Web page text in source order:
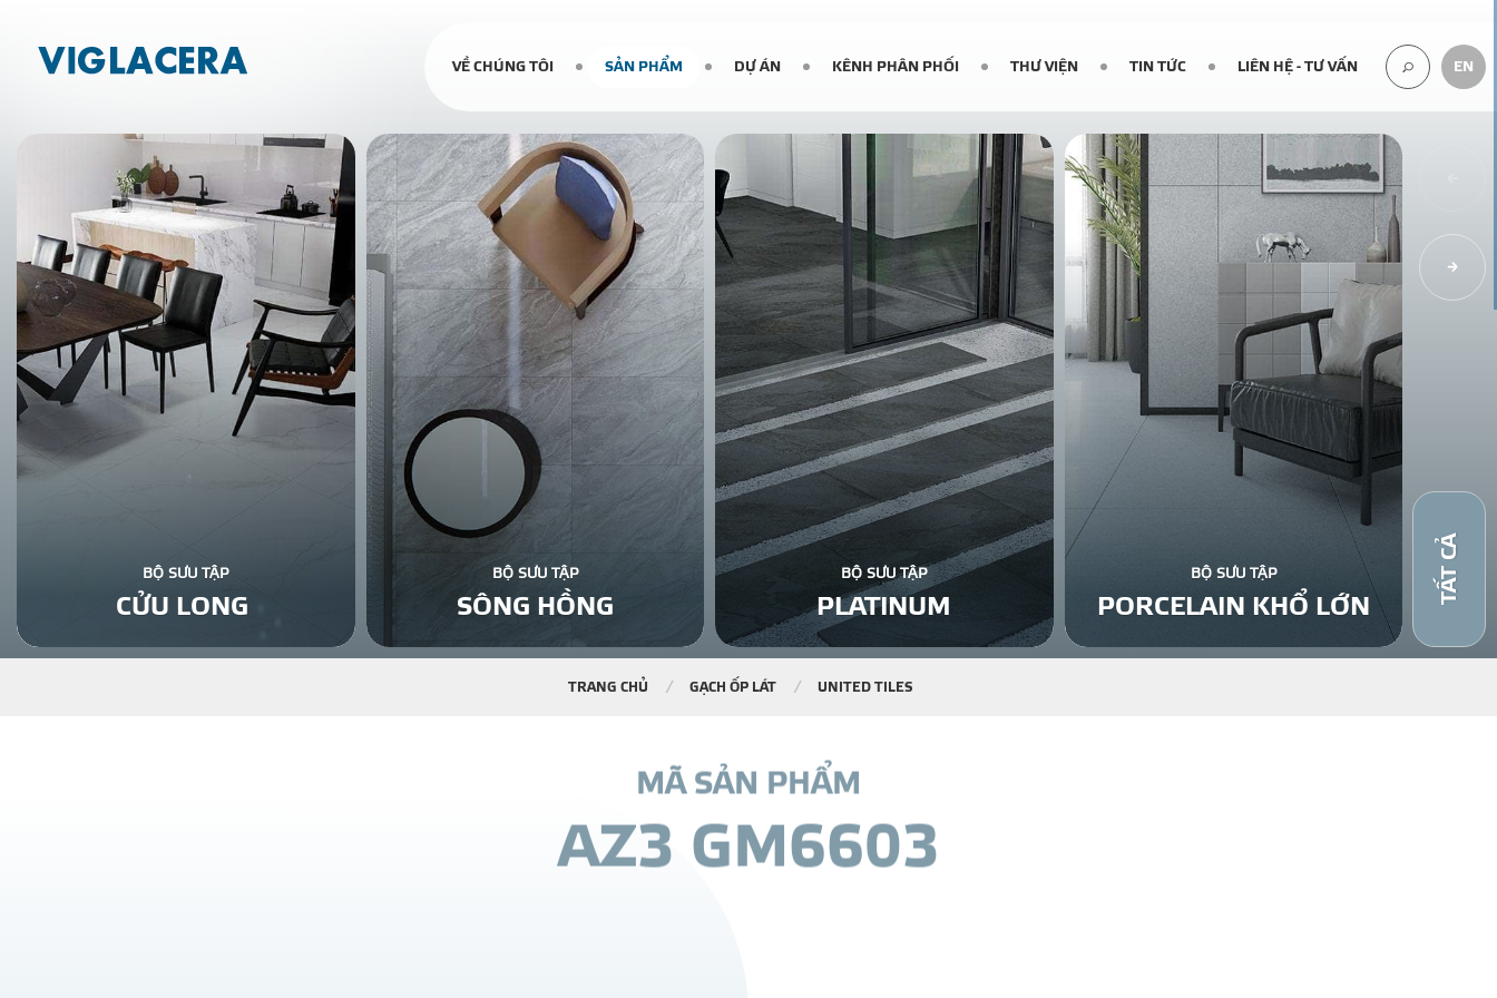
VỀ CHÚNG TÔI SẢN PHẨM DỰ ÁN KÊNH PHÂN PHỐI THƯ VIỆN TIN TỨC LIÊN HỆ - TƯ VẤN EN
BỘ SƯU TẬP
CỬU LONG
BỘ SƯU TẬP
SÔNG HỒNG
BỘ SƯU TẬP
PLATINUM
BỘ SƯU TẬP
PORCELAIN KHỔ LỚN
TẤT CẢ
TRANG CHỦ GẠCH ỐP LÁT UNITED TILES
MÃ SẢN PHẨM
AZ3 GM6603